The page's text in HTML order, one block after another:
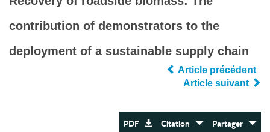
contribution of demonstrators to the
deployment of a sustainable supply chain
Article précédent
Article suivant
PDF Citation Partager